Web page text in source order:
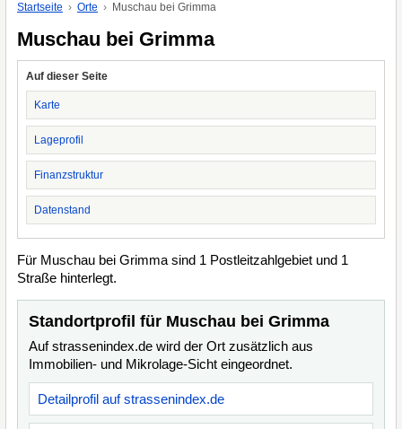
Startseite Orte Muschau bei Grimma
Muschau bei Grimma
Auf dieser Seite
Karte
Lageprofil
Finanzstruktur
Datenstand
Für Muschau bei Grimma sind 1 Postleitzahlgebiet und 1
Straße hinterlegt.
Standortprofil für Muschau bei Grimma
Auf strassenindex.de wird der Ort zusätzlich aus
Immobilien- und Mikrolage-Sicht eingeordnet.
Detailprofil auf strassenindex.de